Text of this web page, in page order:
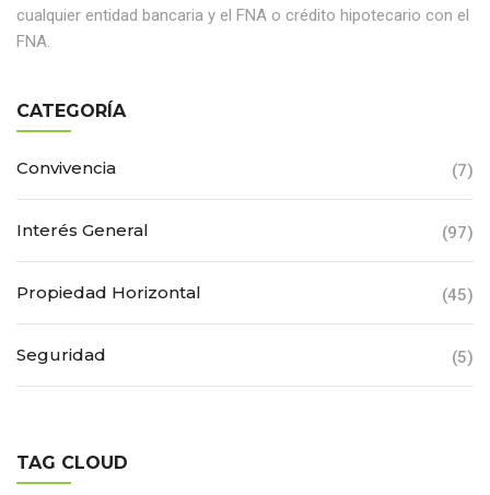
cualquier entidad bancaria y el FNA o crédito hipotecario con el
FNA.
CATEGORÍA
Convivencia (7)
Interés General (97)
Propiedad Horizontal (45)
Seguridad (5)
TAG CLOUD